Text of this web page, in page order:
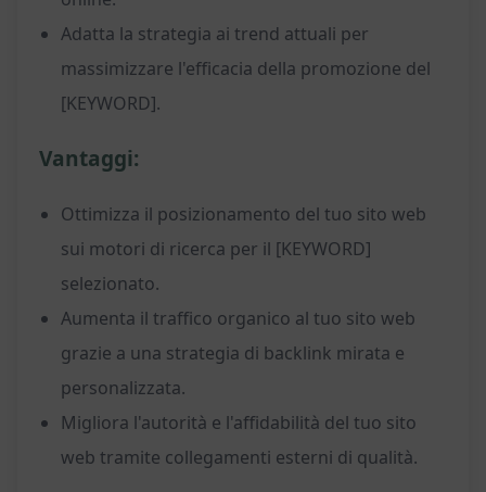
Adatta la strategia ai trend attuali per
massimizzare l'efficacia della promozione del
[KEYWORD].
Vantaggi:
Ottimizza il posizionamento del tuo sito web
sui motori di ricerca per il [KEYWORD]
selezionato.
Aumenta il traffico organico al tuo sito web
grazie a una strategia di backlink mirata e
personalizzata.
Migliora l'autorità e l'affidabilità del tuo sito
web tramite collegamenti esterni di qualità.